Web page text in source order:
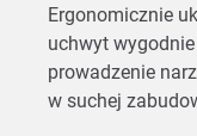
Ergonomicznie
uchwyt
prowadzenie
w suchej